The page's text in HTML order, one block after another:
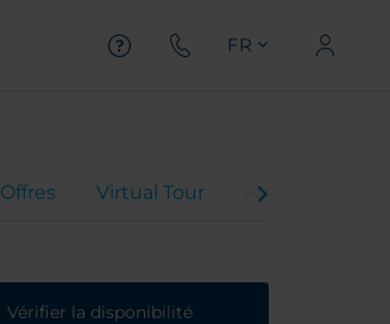
FR
Offres Virtual Tour Avis client
Vérifier la disponibilité